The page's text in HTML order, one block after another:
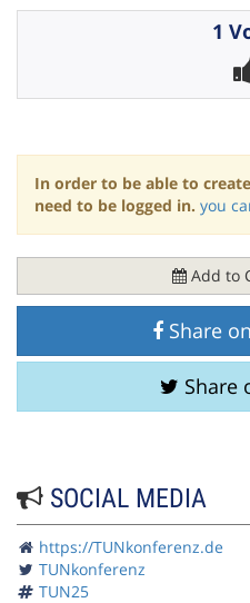
1
In order to be able to
need to be logged in. you
Add to
Share
Share
SOCIAL MEDIA
https://TUNkonferenz.de
TUNkonferenz
TUN25